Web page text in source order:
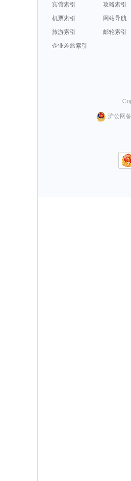
宾馆索引
攻略索引
机票索引
网站导航
旅游索引
邮轮索引
企业差旅索引
沪公网